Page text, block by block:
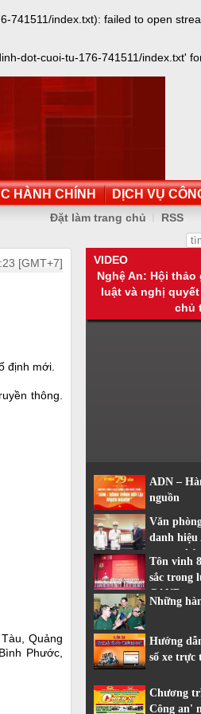
index.txt): failed to open
dot-cuoi-tu-176-741511/index.txt'
HÀNH CHÍNH DỊCH VỤ
Đặt làm trang chủ RSS
[GMT+7]
định mới.
thông.
Quảng
Phước,
VIDEO
Nghệ An: Hội
luật và nghị
chủ
ADN –
nguồn
Văn
danh
trang
Tôn vinh
sắc trong
CAND
Những
Hướng
số xe trực
Chương
Công an'